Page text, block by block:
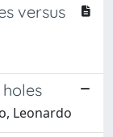
versus
Leonardo